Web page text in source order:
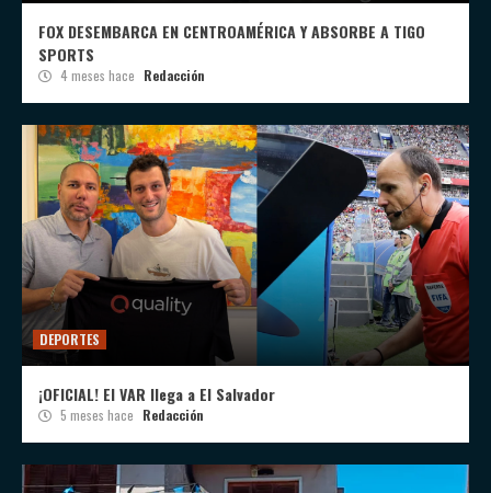
FOX DESEMBARCA EN CENTROAMÉRICA Y ABSORBE A TIGO
SPORTS
4 meses hace Redacción
DEPORTES
¡OFICIAL! El VAR llega a El Salvador
5 meses hace Redacción